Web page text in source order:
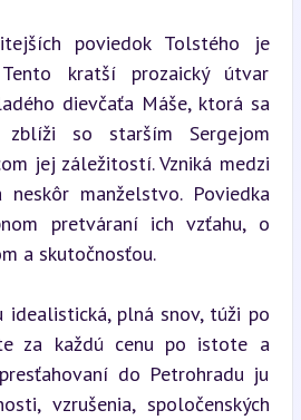
poviedok Tolstého je
Tento kratší prozaický útvar
dievčaťa Máše, ktorá sa
so starším Sergejom
jej záležitostí. Vzniká medzi
manželstvo. Poviedka
pretváraní ich vzťahu, o
a skutočnosťou.
idealistická, plná snov, túži po
za každú cenu po istote a
do Petrohradu ju
vzrušenia, spoločenských